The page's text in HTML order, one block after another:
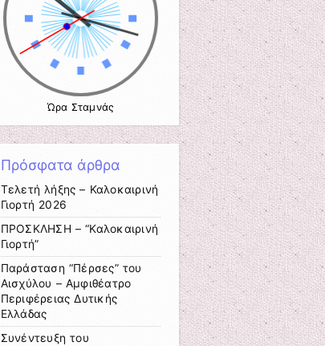
Ώρα Σταμνάς
Πρόσφατα άρθρα
Τελετή λήξης – Καλοκαιρινή
Γιορτή 2026
ΠΡΟΣΚΛΗΣΗ – “Καλοκαιρινή
Γιορτή”
Παράσταση “Πέρσες” του
Αισχύλου – Αμφιθέατρο
Περιφέρειας Δυτικής
Ελλάδας
Συνέντευξη του